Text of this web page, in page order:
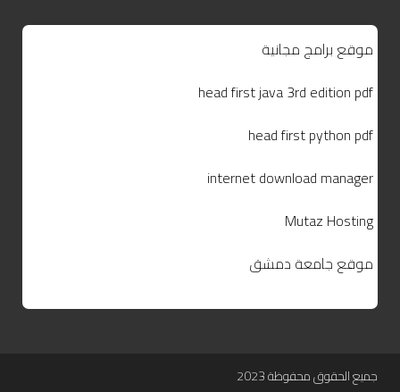
موقع برامج مجانية
head first java 3rd edition pdf
head first python pdf
internet download manager
Mutaz Hosting
موقع جامعة دمشق
جميع الحقوق محفوظة 2023